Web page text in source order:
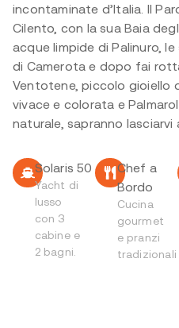
incontaminate d’Italia. Il
Cilento, con la sua Baia
acque limpide di Palinuro,
di Camerota e dopo fai
Ventotene, piccolo gioiello
vivace e colorata e
naturale, sapranno lasciarvi
Solaris 50
Yacht di
lusso
con 3
cabine e
2 bagni.
Chef a
Bordo
Cucina
gourmet
e pranzi
tradizionali